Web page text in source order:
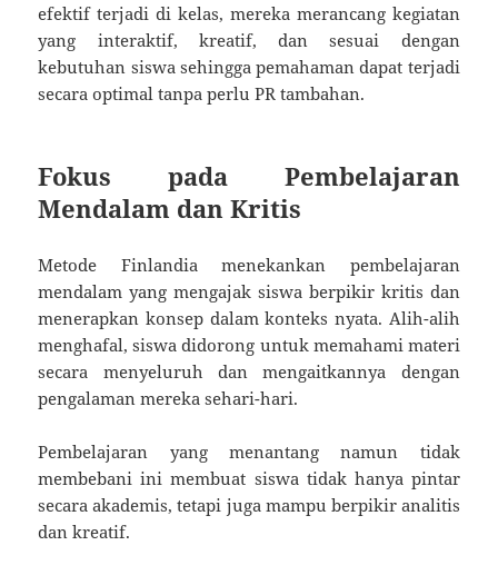
efektif terjadi di kelas, mereka merancang kegiatan
yang interaktif, kreatif, dan sesuai dengan
kebutuhan siswa sehingga pemahaman dapat terjadi
secara optimal tanpa perlu PR tambahan.
Fokus pada Pembelajaran
Mendalam dan Kritis
Metode Finlandia menekankan pembelajaran
mendalam yang mengajak siswa berpikir kritis dan
menerapkan konsep dalam konteks nyata. Alih-alih
menghafal, siswa didorong untuk memahami materi
secara menyeluruh dan mengaitkannya dengan
pengalaman mereka sehari-hari.
Pembelajaran yang menantang namun tidak
membebani ini membuat siswa tidak hanya pintar
secara akademis, tetapi juga mampu berpikir analitis
dan kreatif.